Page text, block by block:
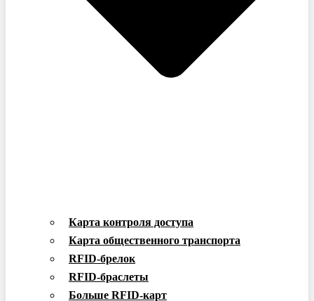
Карта контроля доступа
Карта общественного транспорта
RFID-брелок
RFID-браслеты
Больше RFID-карт